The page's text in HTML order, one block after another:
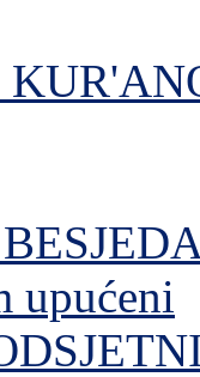
upućeni